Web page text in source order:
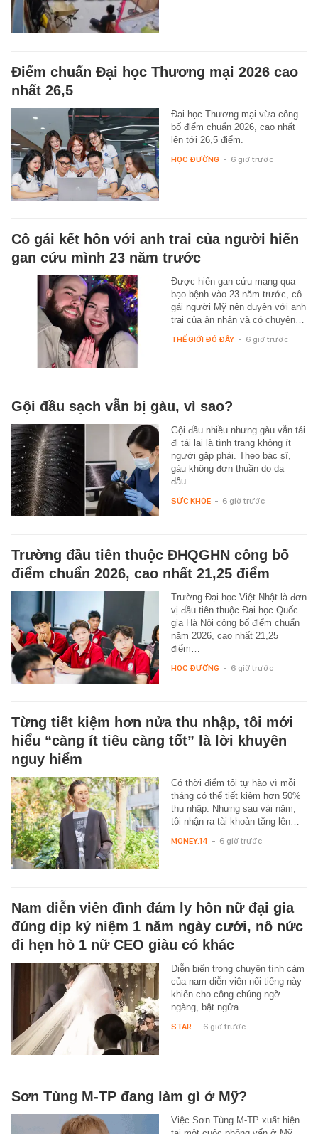
Điểm chuẩn Đại học Thương mại 2026 cao
nhất 26,5
Đại học Thương mại vừa công
bố điểm chuẩn 2026, cao nhất
lên tới 26,5 điểm.
HỌC ĐƯỜNG - 6 giờ trước
Cô gái kết hôn với anh trai của người hiến
gan cứu mình 23 năm trước
Được hiến gan cứu mạng qua
bạo bệnh vào 23 năm trước, cô
gái người Mỹ nên duyên với anh
trai của ân nhân và có chuyện…
THẾ GIỚI ĐÓ ĐÂY - 6 giờ trước
Gội đầu sạch vẫn bị gàu, vì sao?
Gội đầu nhiều nhưng gàu vẫn tái
đi tái lại là tình trạng không ít
người gặp phải. Theo bác sĩ,
gàu không đơn thuần do da
đầu…
SỨC KHỎE - 6 giờ trước
Trường đầu tiên thuộc ĐHQGHN công bố
điểm chuẩn 2026, cao nhất 21,25 điểm
Trường Đại học Việt Nhật là đơn
vị đầu tiên thuộc Đại học Quốc
gia Hà Nội công bố điểm chuẩn
năm 2026, cao nhất 21,25
điểm…
HỌC ĐƯỜNG - 6 giờ trước
Từng tiết kiệm hơn nửa thu nhập, tôi mới
hiểu “càng ít tiêu càng tốt” là lời khuyên
nguy hiểm
Có thời điểm tôi tự hào vì mỗi
tháng có thể tiết kiệm hơn 50%
thu nhập. Nhưng sau vài năm,
tôi nhận ra tài khoản tăng lên…
MONEY.14 - 6 giờ trước
Nam diễn viên đình đám ly hôn nữ đại gia
đúng dịp kỷ niệm 1 năm ngày cưới, nô nức
đi hẹn hò 1 nữ CEO giàu có khác
Diễn biến trong chuyện tình cảm
của nam diễn viên nổi tiếng này
khiến cho công chúng ngỡ
ngàng, bật ngửa.
STAR - 6 giờ trước
Sơn Tùng M-TP đang làm gì ở Mỹ?
Việc Sơn Tùng M-TP xuất hiện